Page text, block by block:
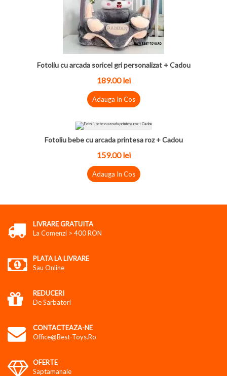
Fotoliu cu arcada soricel gri personalizat + Cadou
189.00 lei
Adauga In Cos
Fotoliu bebe cu arcada printesa roz + Cadou
159.00 lei
Adauga In Cos
LIVRARE GRATUITA
La Comenzi > 400 RON
PLATA LA LIVRARE
Sau Online
REDUCERI
De Sarbatori
CONTACTEAZA-NE
Office@best-Toys.ro
OFERTE
Saptamanale